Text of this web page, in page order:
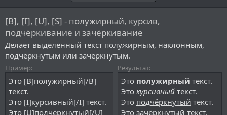
[B], [I], [U], [S] - полужирный, курсив,
подчёркивание и зачёркивание
Делает выделенный текст полужирным, наклонным,
подчёркнутым или зачёркнутым.
Пример:
Это [B]полужирный[/B]
текст.
Это [I]курсивный[/I] текст.
Это [U]подчёркнутый[/U]
Результат:
Это полужирный текст.
Это курсивный текст.
Это подчёркнутый текст.
Это зачёркнутый текст.